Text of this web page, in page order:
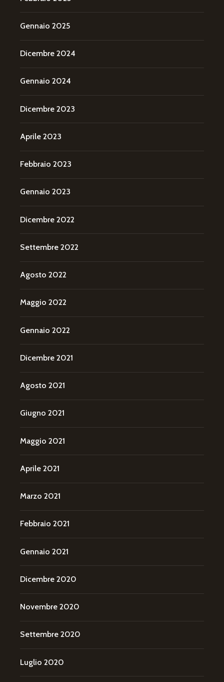
Gennaio 2025
Dicembre 2024
Gennaio 2024
Dicembre 2023
Aprile 2023
Febbraio 2023
Gennaio 2023
Dicembre 2022
Settembre 2022
Agosto 2022
Maggio 2022
Gennaio 2022
Dicembre 2021
Agosto 2021
Giugno 2021
Maggio 2021
Aprile 2021
Marzo 2021
Febbraio 2021
Gennaio 2021
Dicembre 2020
Novembre 2020
Settembre 2020
Luglio 2020